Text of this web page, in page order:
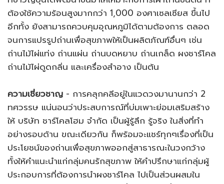
ต้องใช้ความร้อนสูงมากกว่า 1,000 องศาเซลเซียส ขึ้นไป
อีกทั้ง ยังสามารถควบคุมอุณหภูมิได้ตามต้องการ ตลอด
จนการแปรรูปถ่านเพื่อสุขภาพให้เป็นผลิตภัณฑ์อื่นๆ เช่น
ถ่านไม้ไผ่แท่ง ถ่านแผ่น ถ่านบดหยาบ ถ่านเกล็ด ผงชาร์โคล
ถ่านไม้ไผ่ดูดกลิ่น และเครื่องสำอาง เป็นต้น
ความเชี่ยวชาญ - การคลุกคลีอยู่ในแวดวงมานานกว่า 2
ทศวรรษ แน่นอนว่าประสบการณ์ที่บ่มเพาะย่อมเสริมสร้าง
ให้ บริษัท ชาร์โคลโฮม จำกัด เป็นผู้รู้ลึก รู้จริง ในสิ่งที่ทำ
อย่างรอบด้าน ขณะเดียวกัน ก็พร้อมจะแชร์ทุกๆเรื่องที่เป็น
ประโยชน์ของถ่านเพื่อสุขภาพออกสู่สาธารณะในวงกว้าง
ทั้งให้คำแนะนำแก่กลุ่มคนรักสุขภาพ ให้คำปรึกษาแก่กลุ่มผู้
ประกอบการที่ต้องการนำผงชาร์โคล ไปเป็นส่วนผสมใน